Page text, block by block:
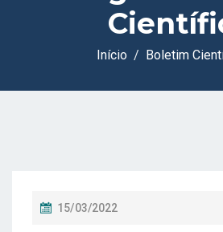
Início Boletim
P
15/03/2022